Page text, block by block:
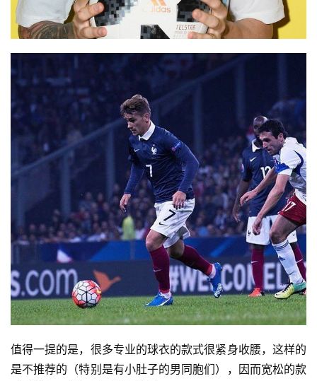
值得一提的是，很多专业的球衣的款式很紧身收腰，这样的
是不推荐的（特别是有小肚子的男同胞们），因而宽松的款